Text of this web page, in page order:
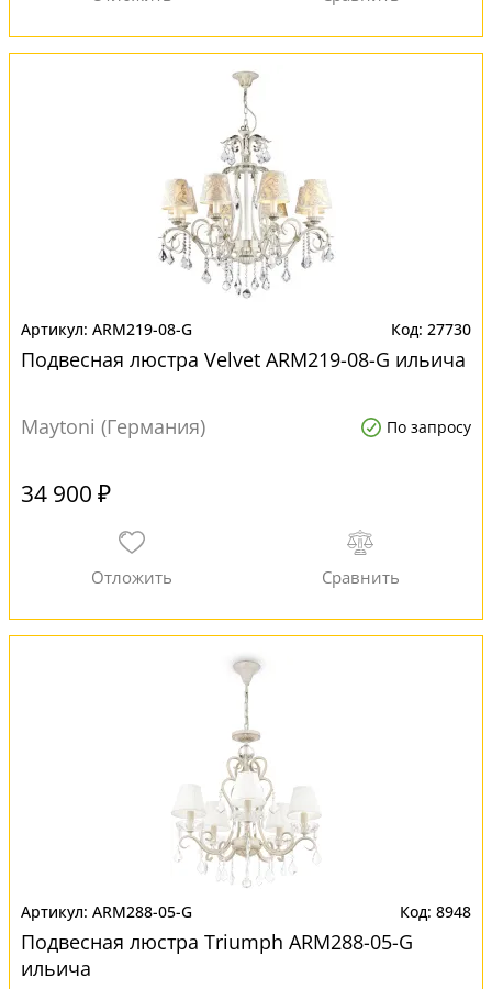
ARM219-08-G 27730
Подвесная люстра Velvet ARM219-08-G ильича
Maytoni (Германия) По запросу
34 900 ₽
ARM288-05-G 8948
Подвесная люстра Triumph ARM288-05-G
ильича